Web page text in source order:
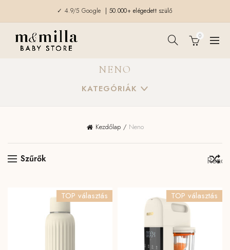
✓ 4.9/5 Google | 50.000+ elégedett szülő
0
NENO
KATEGÓRIÁK
Kezdőlap Neno
Szűrők
TOP választás TOP választás